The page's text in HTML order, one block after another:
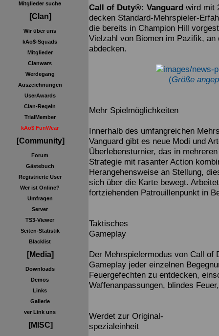
Mitglieder suche
[Clan]
Wir über uns
kAo$-Squads
Mitglieder
Clanwars
Werdegang
Auszeichnungen
UserAwards
Clan-Regeln
TrialMember
kAo$ FunWear
[Community]
Forum
Gästebuch
Registrierte User
Wer ist Online?
Umfragen
Server
TS3-Viewer
Seiten-Statistik
Blacklist
[Media]
Downloads
Demos
Links
Gallerie
ver Link uns
[MISC]
Call of Duty®: Vanguardwird mit
decken Standard-Mehrspieler-
die bereits in Champion Hill
Vielzahl von Biomen im Pazifik,
abdecken.
(Größe
Mehr Spielmöglichkeiten
Innerhalb des umfangreichen
Vanguard gibt es neue Modi und
Überlebensturnier, das in
Strategie mit rasanter Action
Herangehensweise an Stellung,
sich über die Karte bewegt.
fortziehenden Patrouillenpunkt in
Taktisches
Gameplay
Der Mehrspielermodus von Call
Gameplay jeder einzelnen
Feuergefechten zu entdecken,
Waffenanpassungen, blindes
Werdet zur Original-
spezialeinheit